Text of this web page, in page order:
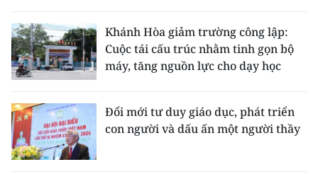
Khánh Hòa giảm trường công lập:
Cuộc tái cấu trúc nhằm tinh gọn bộ
máy, tăng nguồn lực cho dạy học
Đổi mới tư duy giáo dục, phát triển
con người và dấu ấn một người thầy